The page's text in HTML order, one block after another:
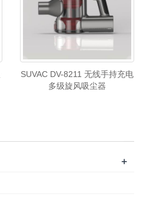
SUVAC DV-8211 无线手持充电
多级旋风吸尘器
+